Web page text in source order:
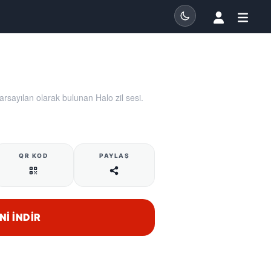
olarak bulunan Halo zil sesi.
QR KOD PAYLAŞ
İNDIR